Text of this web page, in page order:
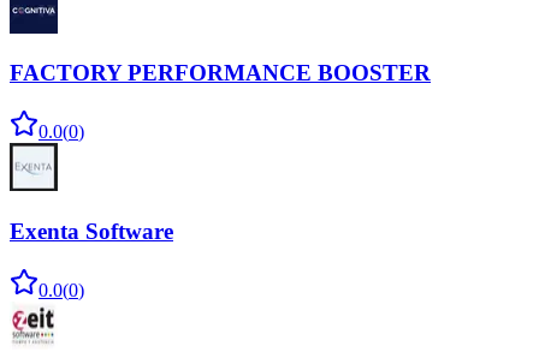
FACTORY PERFORMANCE BOOSTER
0.0(0)
Exenta Software
0.0(0)